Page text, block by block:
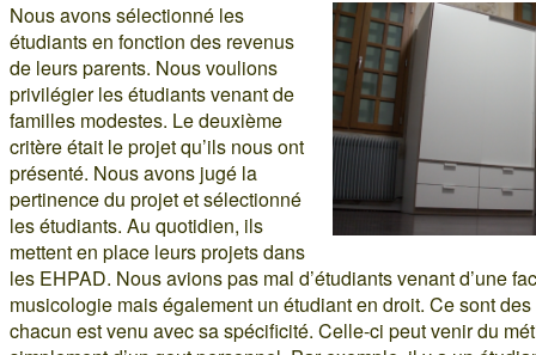
Nous avons sélectionné les
étudiants en fonction des revenus
de leurs parents. Nous voulions
privilégier les étudiants venant de
familles modestes. Le deuxième
critère était le projet qu’ils nous ont
présenté. Nous avons jugé la
pertinence du projet et sélectionné
les étudiants. Au quotidien, ils
mettent en place leurs projets dans
les EHPAD. Nous avions pas mal d’étudiants venant d’une
musicologie mais également un étudiant en droit. Ce sont
chacun est venu avec sa spécificité. Celle-ci peut venir du